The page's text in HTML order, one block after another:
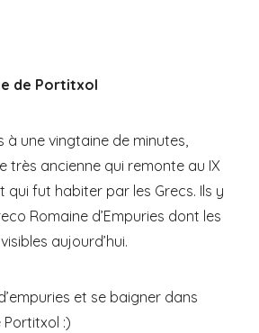
de Portitxol
à une vingtaine de minutes,
très ancienne qui remonte au IX
qui fut habiter par les Grecs. Ils y
Romaine d’Empuries dont les
aujourd’hui.
et se baigner dans
Portitxol :)